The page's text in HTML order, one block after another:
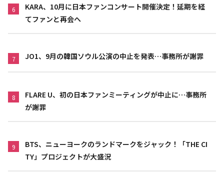
6
KARA、10月に日本ファンコンサート開催決定！延期を経
てファンと再会へ
7 JO1、9月の韓国ソウル公演の中止を発表…事務所が謝罪
8
FLARE U、初の日本ファンミーティングが中止に…事務所
が謝罪
9
BTS、ニューヨークのランドマークをジャック！「THE CI
TY」プロジェクトが大盛況